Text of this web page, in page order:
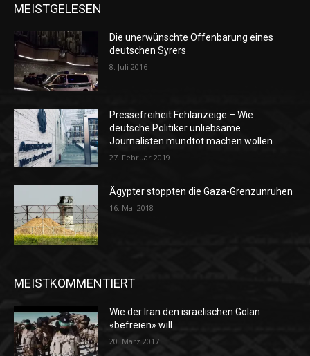
MEISTGELESEN
Die unerwünschte Offenbarung eines
deutschen Syrers
8. Juli 2016
Pressefreiheit Fehlanzeige – Wie
deutsche Politiker unliebsame
Journalisten mundtot machen wollen
27. Februar 2019
Ägypter stoppten die Gaza-Grenzunruhen
16. Mai 2018
MEISTKOMMENTIERT
Wie der Iran den israelischen Golan
«befreien» will
20. März 2017